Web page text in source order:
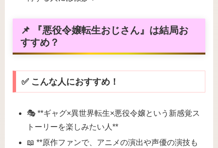
📌 『悪役令嬢転生おじさん』は結局お
すすめ？
✅ こんな人におすすめ！
🎭 **ギャグ×異世界転生×悪役令嬢という新感覚ス
トーリーを楽しみたい人**
📖 **原作ファンで、アニメの演出や声優の演技も